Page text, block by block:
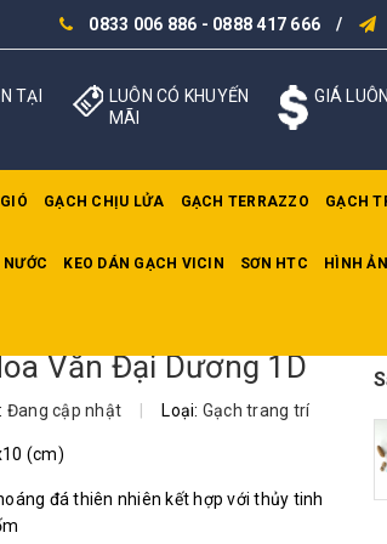
0833 006 886 - 0888 417 666 /
TẠI
LUÔN CÓ KHUYẾN
MÃI
GIÁ
GẠCH CHỊU LỬA GẠCH TERRAZZO GẠCH
NƯỚC KEO DÁN GẠCH VICIN SƠN HTC HÌNH
Văn Đại Dương 1D
Đang cập nhật Loại: Gạch trang trí
(cm)
đá thiên nhiên kết hợp với thủy tinh